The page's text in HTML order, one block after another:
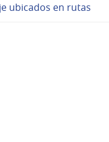
ubicados en rutas